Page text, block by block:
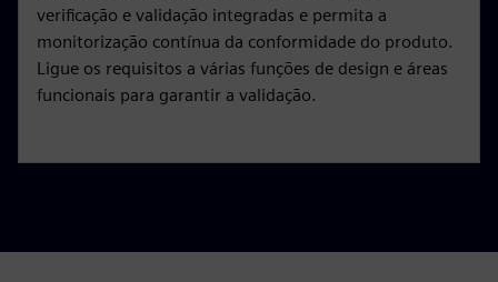
verificação e validação integradas e permita a
monitorização contínua da conformidade do produto.
Ligue os requisitos a várias funções de design e áreas
funcionais para garantir a validação.